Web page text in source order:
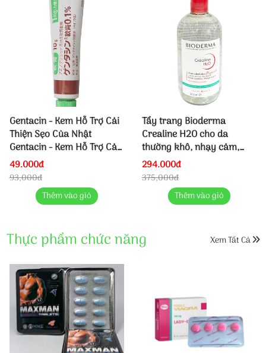
Gentacin - Kem Hỗ Trợ Cải
Thiện Sẹo Của Nhật
Gentacin - Kem Hỗ Trợ Cải
Thiện Sẹo Của Nhật
Gentacin - Kem Hỗ Trợ Cải
Thiện Sẹo Của Nhật
Gentacin - Kem Hỗ Trợ Cải
49.000đ
93,000đ
Thêm vào giỏ
Tẩy trang Bioderma
Crealine H2O cho da
thường khô, nhạy cảm,
Hồng, 500ml
294.000đ
375,000đ
Thêm vào giỏ
Thực phẩm chức năng Xem Tất Cả